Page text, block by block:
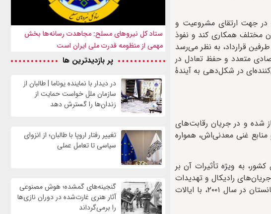
در جهت ارتقای مشروعیت و
مختلف همکاری کند و نفوذ
قرارداد، به نظر می‌رسد
متعدد و حفظ تعادل در
در شکل‌دهی به آیندهٔ
شده و در جریان رقابت‌های
منابع غنی معدنی‌اش، همواره
نسبت به تحولات این کشور، به ویژه تأثیرات آن بر
را نسبت به گسترش جریان‌های رادیکال و تهدیدات
ناشی از آن تشدید کرد. به همین دلیل، روسیه در ابتدا از جبههٔ مخالف طالبان حمایت کرد و پس از حملهٔ آمریکا به افغانستان در سال ۲۰۰۱، با ایالات
ستاد کل نیروهای مسلح: مجاهدت رسانه‌ها بخش
مهمی از منظومه قدرت ملی ایران است
پر بازدیدترین ها
در دیدار با نماینده یوناما | طالبان از
سازمان ملل خواست حمایت از
زندان‌ها را گسترش دهد
تغییر رفتار اروپا با طالبان؛ از انزوای
سیاسی تا تعامل عملی
گنجینه‌های گمشده؛ هوش مصنوعی
آثار هنری غارت‌شده در دوران نازی‌ها
را برمی‌گرداند